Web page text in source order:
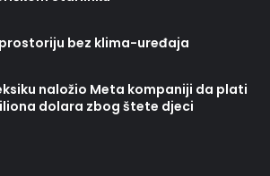
bez klima-uređaja
naložio Meta kompaniji da plati
dolara zbog štete djeci